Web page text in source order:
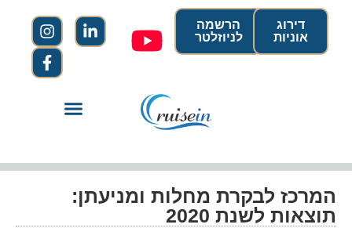
הרשמה
לניוזלטר
דירוג
אוניות
המרכז לבקרת מחלות ומניעתן:
תוצאות לשנת 2020